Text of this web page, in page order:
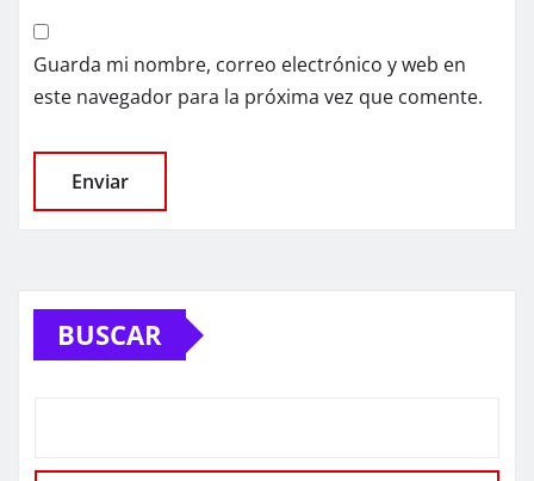
Guarda mi nombre, correo electrónico y web en
este navegador para la próxima vez que comente.
BUSCAR